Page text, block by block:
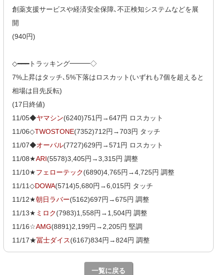
創薬支援サービスや経済安全保障､不正検知システムなどを展
開
(940円)
◇━━━トラッキング━━━◇
7%上昇はタッチ､5%下落はロスカット(いずれも7個を超えると
相場は目先反転)
(17日終値)
11/05◆ヤマシン(6240)751円→647円 ロスカット
11/06◇TWOSTONE(7352)712円→703円 タッチ
11/07◆オーバル(7727)629円→571円 ロスカット
11/08★ARI(5578)3,405円→3,315円 調整
11/10★フェローテック(6890)4,765円→4,725円 調整
11/11◇DOWA(5714)5,680円→6,015円 タッチ
11/12★朝日ラバー(5162)697円→675円 調整
11/13★ ミロク(7983)1,558円→1,504円 調整
11/16☆AMG(8891)2,199円→2,205円 堅調
11/17★冨士ダイス(6167)834円→824円 調整
一覧に戻る